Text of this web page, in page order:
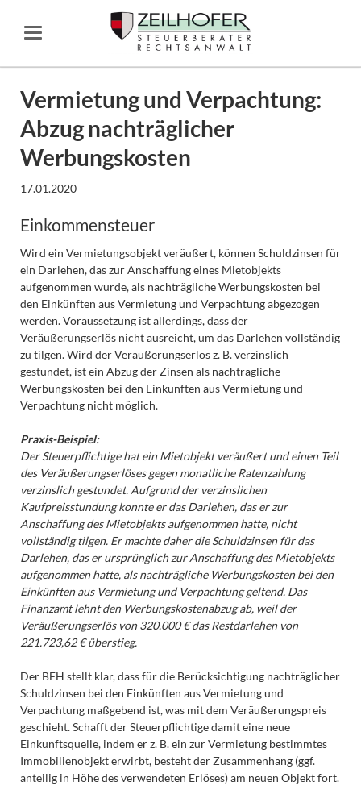
Vermietung und Verpachtung:
Abzug nachträglicher
Werbungskosten
17.01.2020
Einkommensteuer
Wird ein Vermietungsobjekt veräußert, können Schuldzinsen für
ein Darlehen, das zur Anschaffung eines Mietobjekts
aufgenommen wurde, als nachträgliche Werbungskosten bei
den Einkünften aus Vermietung und Verpachtung abgezogen
werden. Voraussetzung ist allerdings, dass der
Veräußerungserlös nicht ausreicht, um das Darlehen vollständig
zu tilgen. Wird der Veräußerungserlös z. B. verzinslich
gestundet, ist ein Abzug der Zinsen als nachträgliche
Werbungskosten bei den Einkünften aus Vermietung und
Verpachtung nicht möglich.
Praxis-Beispiel:
Der Steuerpflichtige hat ein Mietobjekt veräußert und einen Teil
des Veräußerungserlöses gegen monatliche Ratenzahlung
verzinslich gestundet. Aufgrund der verzinslichen
Kaufpreisstundung konnte er das Darlehen, das er zur
Anschaffung des Mietobjekts aufgenommen hatte, nicht
vollständig tilgen. Er machte daher die Schuldzinsen für das
Darlehen, das er ursprünglich zur Anschaffung des Mietobjekts
aufgenommen hatte, als nachträgliche Werbungskosten bei den
Einkünften aus Vermietung und Verpachtung geltend. Das
Finanzamt lehnt den Werbungskostenabzug ab, weil der
Veräußerungserlös von 320.000 € das Restdarlehen von
221.723,62 € überstieg.
Der BFH stellt klar, dass für die Berücksichtigung nachträglicher
Schuldzinsen bei den Einkünften aus Vermietung und
Verpachtung maßgebend ist, was mit dem Veräußerungspreis
geschieht. Schafft der Steuerpflichtige damit eine neue
Einkunftsquelle, indem er z. B. ein zur Vermietung bestimmtes
Immobilienobjekt erwirbt, besteht der Zusammenhang (ggf.
anteilig in Höhe des verwendeten Erlöses) am neuen Objekt fort.